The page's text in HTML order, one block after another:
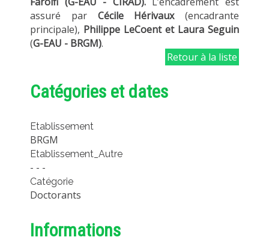
assuré par Cécile Hérivaux(encadrante
principale), Philippe LeCoent et Laura Seguin
(G-EAU - BRGM).
Retour à la liste
Catégories et dates
Etablissement
BRGM
Etablissement_Autre
- - -
Catégorie
Doctorants
Informations